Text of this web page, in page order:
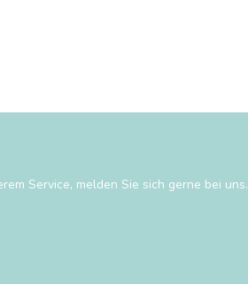
Service, melden Sie sich gerne bei uns.